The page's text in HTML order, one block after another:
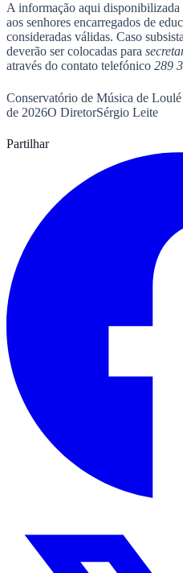
A informação aqui
aos senhores encarregados de
consideradas válidas. Caso
deverão ser colocadas para
através do contato telefónico 289
Conservatório de Música de
de 2026O DiretorSérgio Leite
Partilhar